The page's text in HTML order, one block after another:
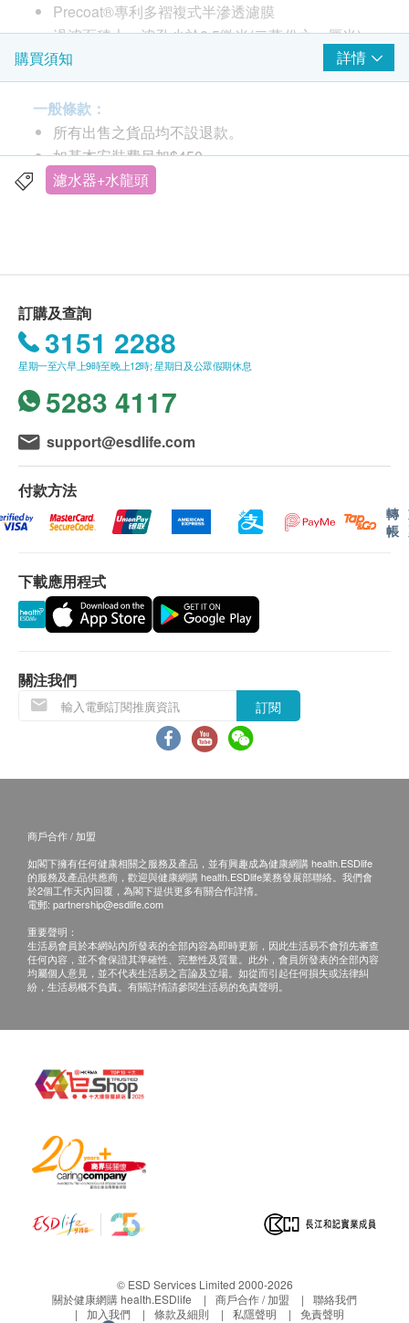
Precoat®專利多褶複式半滲透濾膜
過濾面積大，濾孔少於0.5微米(二萬份之一厘米)，
能有效隔絕大腸杆菌、胞囊菌、微生物、賈弟蟲、
隱胞子蟲、浮游物、石棉纖維等有害污染物，帶給
你安全的食水
Micro-Pure®微純化專利配方
含高品質活性碳，吸附力特強，有效吸取異色、異
味、氯氣、致癌物三鹵甲烷
(Trihalomethanes/THMs)、鉛、汞等重金屬，除安
聚，延長機器壽命，亦預防人體內結石。
Single Valve 單向活瓣
防止反流，預防污染物流向家中其他水源
一體式設計
鋁外殼，過濾組件全部內置，無論於安裝過程、操
作過程也不暴露於污染物中
美國製造
所有濾芯均由美國原裝進口行貨，安全放心
適合低水量用戶
濾芯周期: 3 - 6個月(視乎使用量及水質)
榮獲 NSF 國際認證:
* NSF/ANSI 認證 42 – 口感品質測試
* NSF/ANSI 認證 53 – 衛生品質測試
產品規格:
品牌: Everpure 愛惠普
處理水量: 1,135 公升(約等於 60桶 5加侖裝蒸餾水)
流量: 1.9 公升/分鐘
購買須知 詳情
一般條款：
所有出售之貨品均不設退款。
如基本安裝費另加$450
此產品由祺豐科技有限公司提供。
可享本地免費送貨服務。賬單總額未滿HK$1,000
需附加HK$60運費。
我們將於確定訂單後2-5 個工作天內安排發貨。
不排除運送時間會因節日而有所影響。當八號烈風
訊號懸掛或黑色暴雨警告生效時，送貨服務時間將
會延遲。
所有訂單須視乎相關貨品的供應情況再作最後確
認。倘若生活易未能提供任何訂單上的貨品，生活
易有權拒絕接受該訂單，並且會於送貨前透過電話
或電郵通知顧客再作安排。
退換條款：
當顧客收取已訂購之貨品時，有責任檢查貨品是否
有損毀情況，一經確認簽收，恕不接受退換。
或過期退回，供應商有權不受理。
如有其他損壞或遺漏查詢，顧客必須保留有效收據
正本，並於送貨後3個工作天內按下列方式聯絡祺
豐科技有限公司客戶服務部跟進。
電郵: info@kingly.hk
查詢熱線: 35424505/whatsapp 51924006
濾水器+水龍頭
訂購及查詢
3151 2288
星期一至六早上9時至晚上12時; 星期日及公眾假期休息
5283 4117
support@esdlife.com
付款方法
轉
帳
下載應用程式
關注我們
訂閱
商戶合作 / 加盟
如閣下擁有任何健康相關之服務及產品，並有興趣成為健康網購 health.ESDlife
的服務及產品供應商，歡迎與健康網購 health.ESDlife業務發展部聯絡。我們會
於2個工作天內回覆，為閣下提供更多有關合作詳情。
電郵: partnership@esdlife.com
重要聲明：
生活易會員於本網站內所發表的全部內容為即時更新，因此生活易不會預先審查
任何內容，並不會保證其準確性、完整性及質量。此外，會員所發表的全部內容
均屬個人意見，並不代表生活易之言論及立場。如從而引起任何損失或法律糾
紛，生活易概不負責。有關詳情請參閱生活易的免責聲明。
© ESD Services Limited 2000-2026
關於健康網購 health.ESDlife
商戶合作 / 加盟
聯絡我們
加入我們
條款及細則 私隱聲明
免責聲明